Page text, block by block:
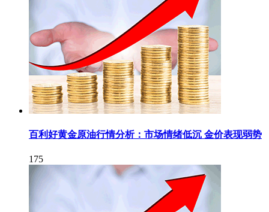
百利好黄金原油行情分析：市场情绪低沉 金价表现弱势
175